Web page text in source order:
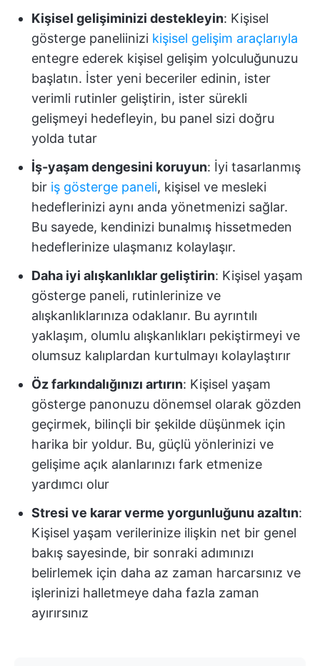
Kişisel gelişiminizi destekleyin: Kişisel
gösterge paneliinizi kişisel gelişim araçlarıyla
entegre ederek kişisel gelişim yolculuğunuzu
başlatın. İster yeni beceriler edinin, ister
verimli rutinler geliştirin, ister sürekli
gelişmeyi hedefleyin, bu panel sizi doğru
yolda tutar
İş-yaşam dengesini koruyun: İyi tasarlanmış
bir iş gösterge paneli, kişisel ve mesleki
hedeflerinizi aynı anda yönetmenizi sağlar.
Bu sayede, kendinizi bunalmış hissetmeden
hedeflerinize ulaşmanız kolaylaşır.
Daha iyi alışkanlıklar geliştirin: Kişisel yaşam
gösterge paneli, rutinlerinize ve
alışkanlıklarınıza odaklanır. Bu ayrıntılı
yaklaşım, olumlu alışkanlıkları pekiştirmeyi ve
olumsuz kalıplardan kurtulmayı kolaylaştırır
Öz farkındalığınızı artırın: Kişisel yaşam
gösterge panonuzu dönemsel olarak gözden
geçirmek, bilinçli bir şekilde düşünmek için
harika bir yoldur. Bu, güçlü yönlerinizi ve
gelişime açık alanlarınızı fark etmenize
yardımcı olur
Stresi ve karar verme yorgunluğunu azaltın:
Kişisel yaşam verilerinize ilişkin net bir genel
bakış sayesinde, bir sonraki adımınızı
belirlemek için daha az zaman harcarsınız ve
işlerinizi halletmeye daha fazla zaman
ayırırsınız